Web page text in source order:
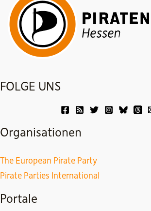
FOLGE UNS
Organisationen
The European Pirate Party
Pirate Parties International
Portale